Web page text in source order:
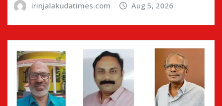
irinjalakudatimes.com Aug 5, 2026